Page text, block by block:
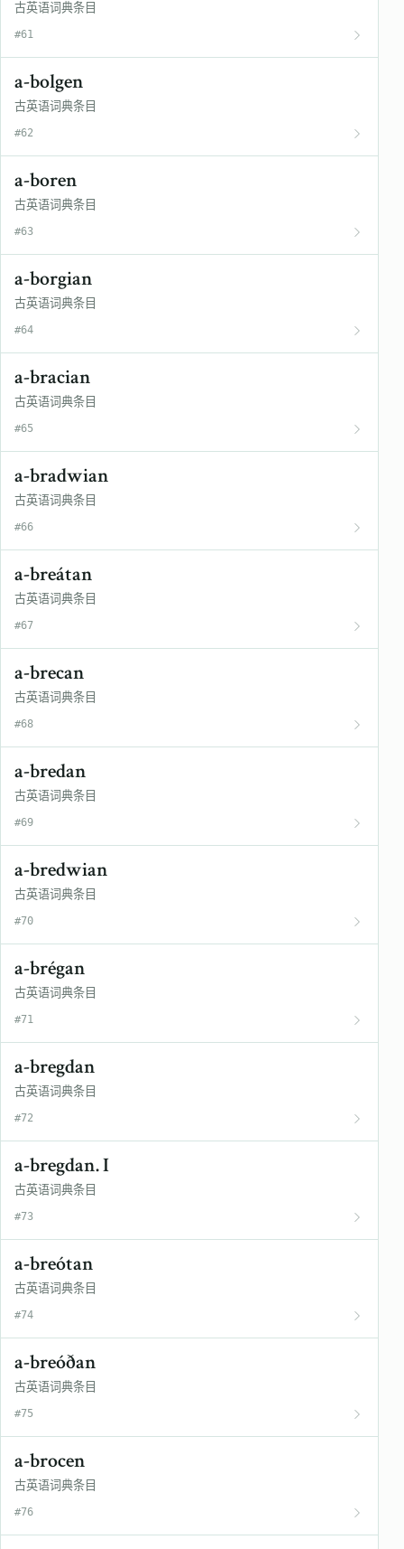
古英语词典条目
#61
a-bolgen
古英语词典条目
#62
a-boren
古英语词典条目
#63
a-borgian
古英语词典条目
#64
a-bracian
古英语词典条目
#65
a-bradwian
古英语词典条目
#66
a-breátan
古英语词典条目
#67
a-brecan
古英语词典条目
#68
a-bredan
古英语词典条目
#69
a-bredwian
古英语词典条目
#70
a-brégan
古英语词典条目
#71
a-bregdan
古英语词典条目
#72
a-bregdan. I
古英语词典条目
#73
a-breótan
古英语词典条目
#74
a-breóðan
古英语词典条目
#75
a-brocen
古英语词典条目
#76